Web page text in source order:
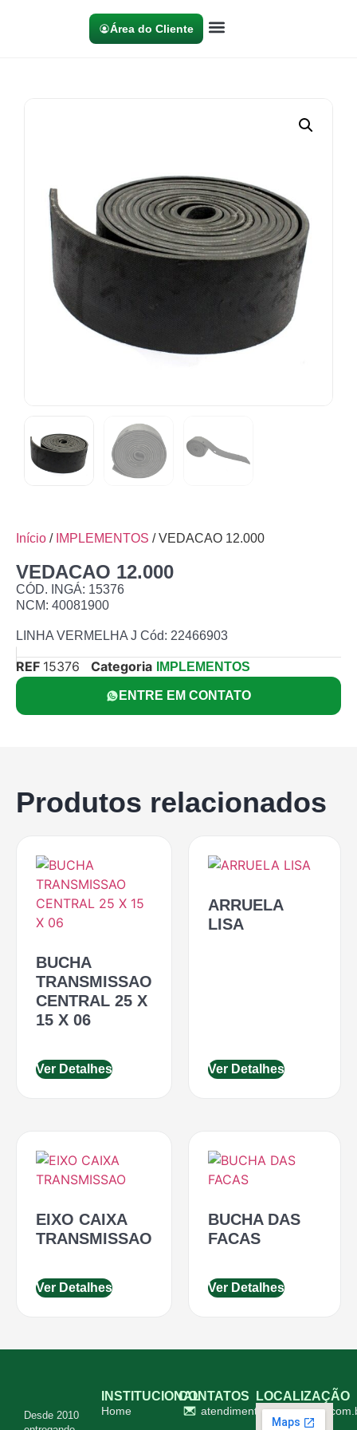
Área do Cliente
Início / IMPLEMENTOS / VEDACAO 12.000
VEDACAO 12.000
CÓD. INGÁ: 15376
NCM: 40081900
LINHA VERMELHA J Cód: 22466903
REF 15376 Categoria IMPLEMENTOS
ENTRE EM CONTATO
Produtos relacionados
BUCHA
TRANSMISSAO
CENTRAL 25 X
15 X 06
Ver Detalhes
ARRUELA
LISA
Ver Detalhes
EIXO CAIXA
TRANSMISSAO
Ver Detalhes
BUCHA DAS
FACAS
Ver Detalhes
Desde 2010
INSTITUCIONAL
Home
CONTATOS LOCALIZAÇÃO